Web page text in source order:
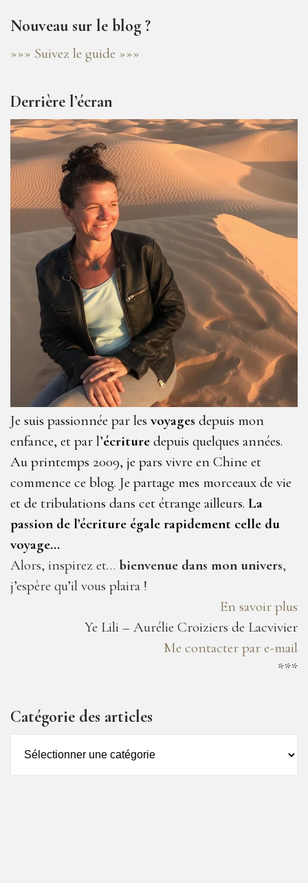
Nouveau sur le blog ?
»»» Suivez le guide »»»
Derrière l’écran
Je suis passionnée par les voyages depuis mon
enfance, et par l’écriture depuis quelques années.
Au printemps 2009, je pars vivre en Chine et
commence ce blog. Je partage mes morceaux de vie
et de tribulations dans cet étrange ailleurs. La
passion de l’écriture égale rapidement celle du
voyage…
Alors, inspirez et… bienvenue dans mon univers,
j’espère qu’il vous plaira !
En savoir plus
Ye Lili – Aurélie Croiziers de Lacvivier
Me contacter par e-mail
***
Catégorie des articles
des